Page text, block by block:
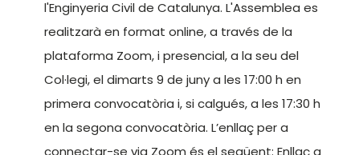
l'Enginyeria Civil de Catalunya. L'Assemblea es
realitzarà en format online, a través de la
plataforma Zoom, i presencial, a la seu del
Col·legi, el dimarts 9 de juny a les 17:00 h en
primera convocatòria i, si calgués, a les 17:30 h
en la segona convocatòria. L’enllaç per a
connectar-se via Zoom és el següent: Enllaç a